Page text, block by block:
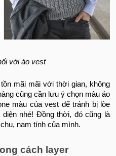
với áo vest
mãi mãi với thời gian, không
cũng cần lưu ý chọn màu áo
màu của vest để tránh bị lòe
nhé! Đồng thời, đó cũng là
nam tính của mình.
cách layer